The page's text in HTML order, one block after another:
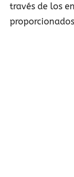
través de los